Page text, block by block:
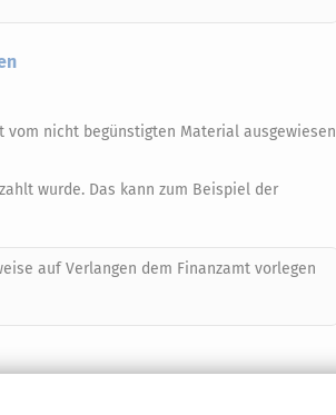
vom nicht begünstigten Material ausgewiesen
wurde. Das kann zum Beispiel der
auf Verlangen dem Finanzamt vorlegen